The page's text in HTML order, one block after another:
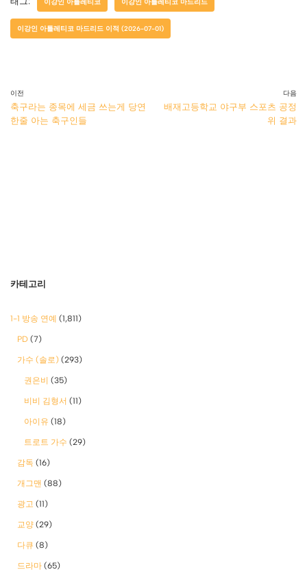
이강인 아틀레티코 이강인 아틀레티코 마드리드
이강인 아틀레티코 마드리드 이적 (2026-07-01)
이전
축구라는 종목에 세금 쓰는게 당연
한줄 아는 축구인들
다음
배재고등학교 야구부 스포츠 공정
위 결과
카테고리
1-1 방송 연예 (1,811)
PD (7)
가수 (솔로) (293)
권은비 (35)
비비 김형서 (11)
아이유 (18)
트로트 가수 (29)
감독 (16)
개그맨 (88)
광고 (11)
교양 (29)
다큐 (8)
드라마 (65)